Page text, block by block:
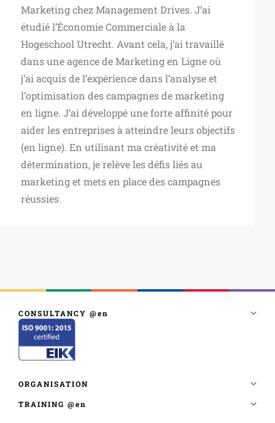
Marketing chez Management Drives. J’ai
étudié l’Économie Commerciale à la
Hogeschool Utrecht. Avant cela, j’ai travaillé
dans une agence de Marketing en Ligne où
j’ai acquis de l’expérience dans l’analyse et
l’optimisation des campagnes de marketing
en ligne. J’ai développé une forte affinité pour
aider les entreprises à atteindre leurs objectifs
(en ligne). En utilisant ma créativité et ma
détermination, je relève les défis liés au
marketing et mets en place des campagnes
réussies.